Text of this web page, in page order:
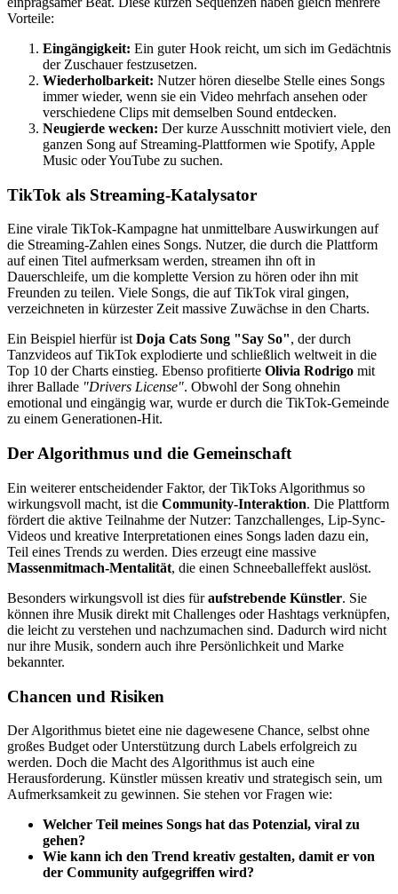
Vorteile:
Eingängigkeit: Ein guter Hook reicht, um sich im Gedächtnis
der Zuschauer festzusetzen.
Wiederholbarkeit: Nutzer hören dieselbe Stelle eines Songs
immer wieder, wenn sie ein Video mehrfach ansehen oder
verschiedene Clips mit demselben Sound entdecken.
Neugierde wecken: Der kurze Ausschnitt motiviert viele, den
ganzen Song auf Streaming-Plattformen wie Spotify, Apple
Music oder YouTube zu suchen.
TikTok als Streaming-Katalysator
Eine virale TikTok-Kampagne hat unmittelbare Auswirkungen auf
die Streaming-Zahlen eines Songs. Nutzer, die durch die Plattform
auf einen Titel aufmerksam werden, streamen ihn oft in
Dauerschleife, um die komplette Version zu hören oder ihn mit
Freunden zu teilen. Viele Songs, die auf TikTok viral gingen,
verzeichneten in kürzester Zeit massive Zuwächse in den Charts.
Ein Beispiel hierfür istDoja Cats Song "Say So", der durch
Tanzvideos auf TikTok explodierte und schließlich weltweit in die
Top 10 der Charts einstieg. Ebenso profitierte Olivia Rodrigo mit
ihrer Ballade "Drivers License". Obwohl der Song ohnehin
emotional und eingängig war, wurde er durch die TikTok-Gemeinde
zu einem Generationen-Hit.
Der Algorithmus und die Gemeinschaft
Ein weiterer entscheidender Faktor, der TikToks Algorithmus so
wirkungsvoll macht, ist die Community-Interaktion. Die Plattform
fördert die aktive Teilnahme der Nutzer: Tanzchallenges, Lip-Sync-
Videos und kreative Interpretationen eines Songs laden dazu ein,
Teil eines Trends zu werden. Dies erzeugt eine massive
Massenmitmach-Mentalität, die einen Schneeballeffekt auslöst.
Besonders wirkungsvoll ist dies füraufstrebende Künstler. Sie
können ihre Musik direkt mit Challenges oder Hashtags verknüpfen,
die leicht zu verstehen und nachzumachen sind. Dadurch wird nicht
nur ihre Musik, sondern auch ihre Persönlichkeit und Marke
bekannter.
Chancen und Risiken
Der Algorithmus bietet eine nie dagewesene Chance, selbst ohne
großes Budget oder Unterstützung durch Labels erfolgreich zu
werden. Doch die Macht des Algorithmus ist auch eine
Herausforderung. Künstler müssen kreativ und strategisch sein, um
Aufmerksamkeit zu gewinnen. Sie stehen vor Fragen wie:
Welcher Teil meines Songs hat das Potenzial, viral zu
gehen?
Wie kann ich den Trend kreativ gestalten, damit er von
der Community aufgegriffen wird?